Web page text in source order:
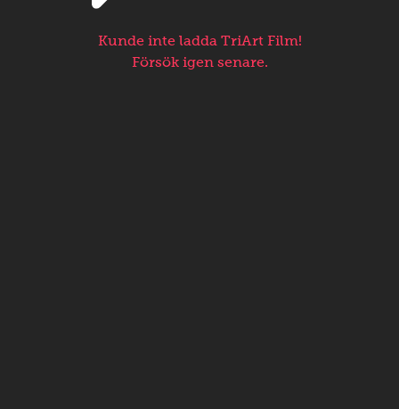
Kunde inte ladda TriArt Film!
Försök igen senare.